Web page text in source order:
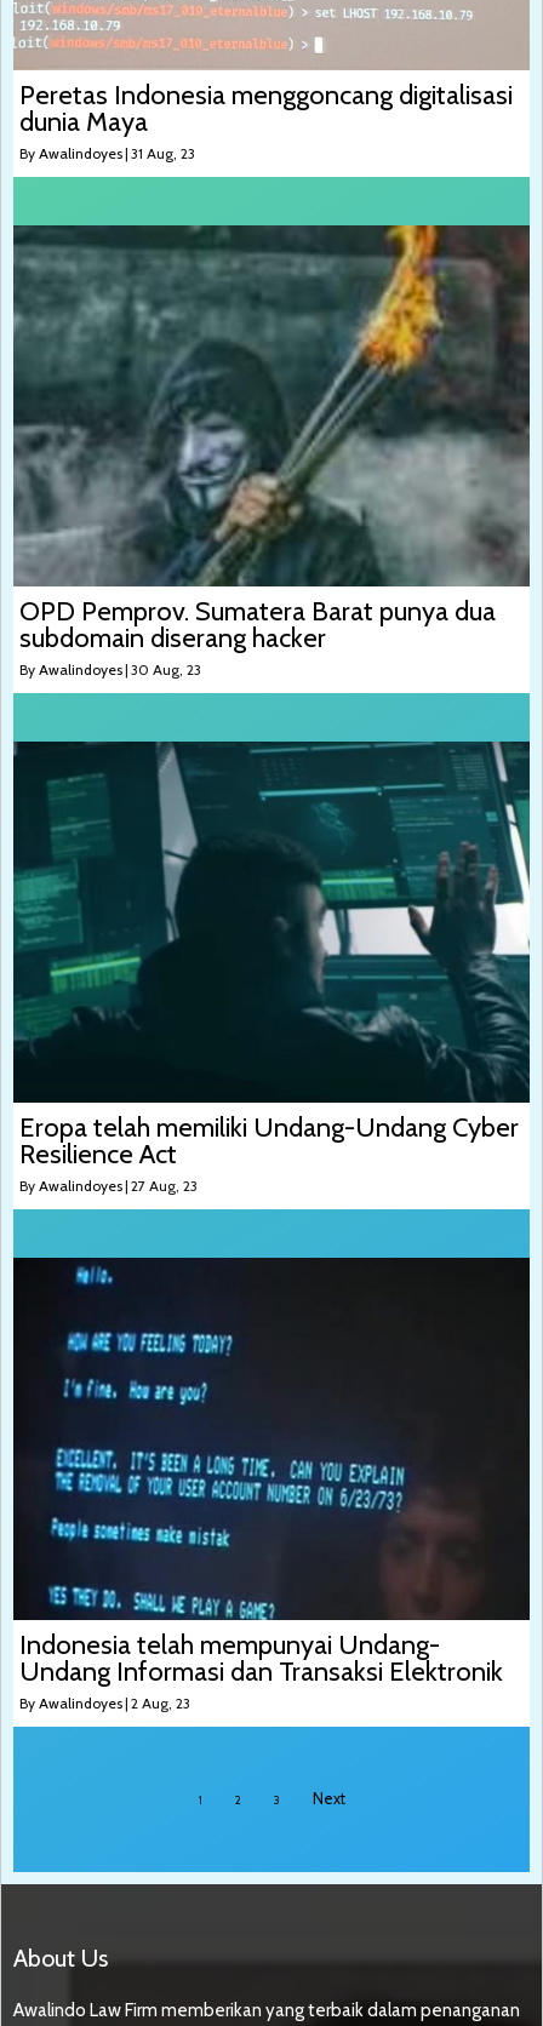
Peretas Indonesia menggoncang digitalisasi
dunia Maya
By Awalindoyes| 31 Aug, 23
OPD Pemprov. Sumatera Barat punya dua
subdomain diserang hacker
By Awalindoyes| 30 Aug, 23
Eropa telah memiliki Undang-Undang Cyber
Resilience Act
By Awalindoyes| 27 Aug, 23
Indonesia telah mempunyai Undang-
Undang Informasi dan Transaksi Elektronik
By Awalindoyes| 2 Aug, 23
1 2 3 Next
About Us
Awalindo Law Firm memberikan yang terbaik dalam penanganan